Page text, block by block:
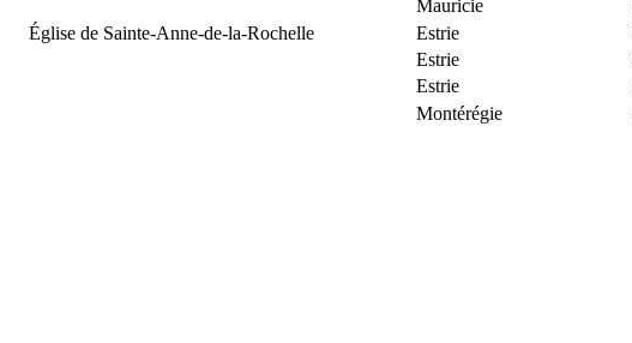
Mauricie
Église de Sainte-Anne-de-la-Rochelle Estrie
Estrie
Estrie
Montérégie